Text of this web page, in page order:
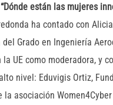
“Dónde están las mujeres
ha contado con
del Grado en Ingeniería
la UE como moderadora, y
nivel: Eduvigis Ortiz,
la asociación